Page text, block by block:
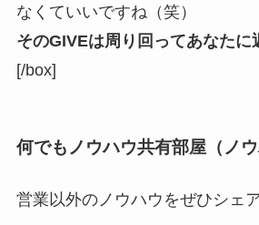
なくていいですね（笑）
そのGIVEは周り回ってあなたに
[/box]
何でもノウハウ共有部屋（ノウ
営業以外のノウハウをぜひシェ